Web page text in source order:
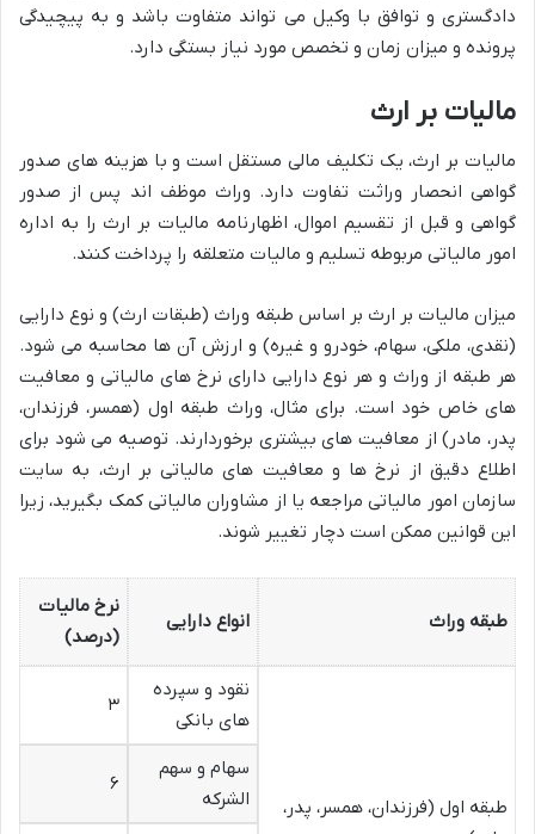
دادگستری و توافق با وکیل می تواند متفاوت باشد و به پیچیدگی
پرونده و میزان زمان و تخصص مورد نیاز بستگی دارد.
مالیات بر ارث
مالیات بر ارث، یک تکلیف مالی مستقل است و با هزینه های صدور
گواهی انحصار وراثت تفاوت دارد. وراث موظف اند پس از صدور
گواهی و قبل از تقسیم اموال، اظهارنامه مالیات بر ارث را به اداره
امور مالیاتی مربوطه تسلیم و مالیات متعلقه را پرداخت کنند.
میزان مالیات بر ارث بر اساس طبقه وراث (طبقات ارث) و نوع دارایی
(نقدی، ملکی، سهام، خودرو و غیره) و ارزش آن ها محاسبه می شود.
هر طبقه از وراث و هر نوع دارایی دارای نرخ های مالیاتی و معافیت
های خاص خود است. برای مثال، وراث طبقه اول (همسر، فرزندان،
پدر، مادر) از معافیت های بیشتری برخوردارند. توصیه می شود برای
اطلاع دقیق از نرخ ها و معافیت های مالیاتی بر ارث، به سایت
سازمان امور مالیاتی مراجعه یا از مشاوران مالیاتی کمک بگیرید، زیرا
این قوانین ممکن است دچار تغییر شوند.
طبقه وراث انواع دارایی
نرخ مالیات
(درصد)
طبقه اول (فرزندان، همسر، پدر،
نقود و سپرده
های بانکی
۳
سهام و سهم
الشرکه
۶